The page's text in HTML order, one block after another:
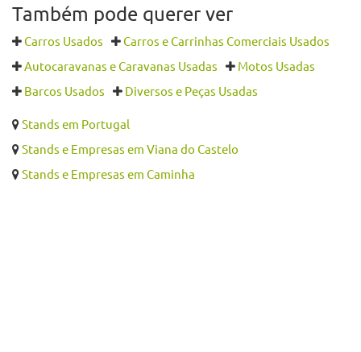
Também pode querer ver
Carros Usados
Carros e Carrinhas Comerciais Usados
Autocaravanas e Caravanas Usadas
Motos Usadas
Barcos Usados
Diversos e Peças Usadas
Stands em Portugal
Stands e Empresas em Viana do Castelo
Stands e Empresas em Caminha